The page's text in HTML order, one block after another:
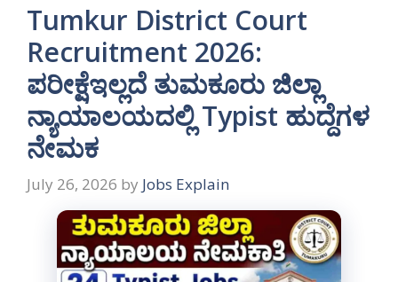
Tumkur District Court
Recruitment 2026:
ಪರೀಕ್ಷೆಇಲ್ಲದೆ ತುಮಕೂರು ಜಿಲ್ಲಾ
ನ್ಯಾಯಾಲಯದಲ್ಲಿ Typist ಹುದ್ದೆಗಳ
ನೇಮಕ
July 26, 2026 by Jobs Explain